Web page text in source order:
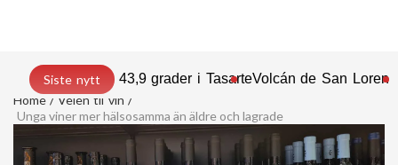
Siste nytt 43,9 grader i TasarteVolcán de San
Home
Veien til vin
Unga viner mer hälsosamma än äldre och lagrade